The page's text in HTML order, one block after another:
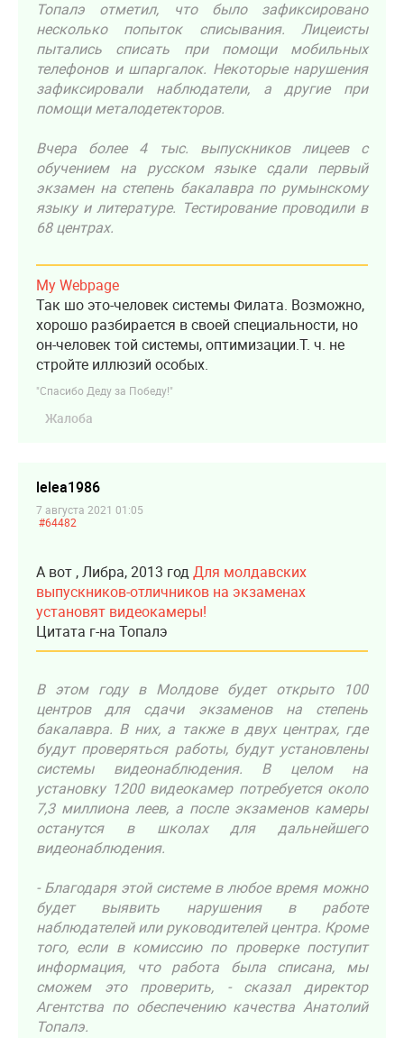
Топалэ отметил, что было зафиксировано
несколько попыток списывания. Лицеисты
пытались списать при помощи мобильных
телефонов и шпаргалок. Некоторые нарушения
зафиксировали наблюдатели, а другие при
помощи металодетекторов.
Вчера более 4 тыс. выпускников лицеев с
обучением на русском языке сдали первый
экзамен на степень бакалавра по румынскому
языку и литературе. Тестирование проводили в
68 центрах.
My Webpage
Так шо это-человек системы Филата. Возможно,
хорошо разбирается в своей специальности, но
он-человек той системы, оптимизации.Т. ч. не
стройте иллюзий особых.
"Спасибо Деду за Победу!"
Жалоба
lelea1986
7 августа 2021 01:05
#64482
А вот , Либра, 2013 годДля молдавских
выпускников-отличников на экзаменах
установят видеокамеры!
Цитата г-на Топалэ
В этом году в Молдове будет открыто 100
центров для сдачи экзаменов на степень
бакалавра. В них, а также в двух центрах, где
будут проверяться работы, будут установлены
системы видеонаблюдения. В целом на
установку 1200 видео­камер потребуется около
7,3 миллиона леев, а после экзаменов камеры
останутся в школах для дальнейшего
видеонаблюдения.
- Благодаря этой системе в любое время можно
будет выявить нарушения в работе
наблюдателей или руководителей центра. Кроме
того, если в комиссию по проверке поступит
информация, что работа была списана, мы
сможем это проверить, - сказал директор
Агентства по обеспечению качества Анатолий
Топалэ.